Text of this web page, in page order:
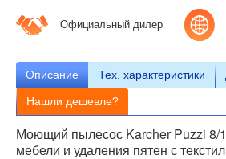
Официальный дилер
Описание Тех. характеристики
Нашли дешевле?
Моющий пылесос Karcher Puzzi 8/1
мебели и удаления пятен с